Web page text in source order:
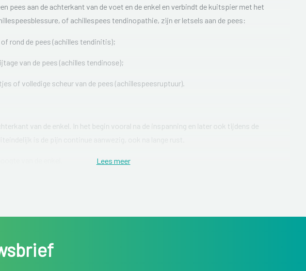
pees aan de achterkant van de voet en de enkel en verbindt de kuitspier met het
of achillespees tendinopathie, zijn er letsels aan de pees:
rond de pees (achilles tendinitis);
van de pees (achilles tendinose);
of volledige scheur van de pees (achillespeesruptuur).
van de enkel. In het begin vooral na de inspanning en later ook tijdens de
Lees meer